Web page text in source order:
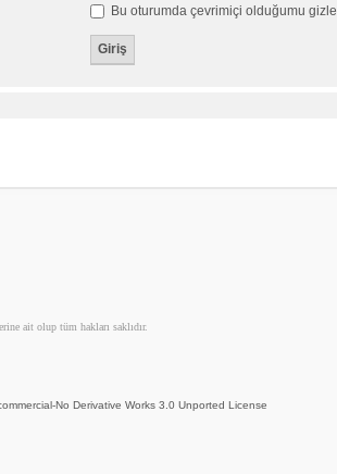
Bu oturumda çevrimiçi olduğumu gizle
ait olup tüm hakları saklıdır.
No Derivative Works 3.0 Unported License